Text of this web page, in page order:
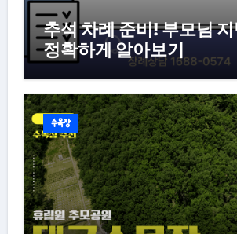
추석 차례 준비! 부모님
정확하게 알아보기
수목장